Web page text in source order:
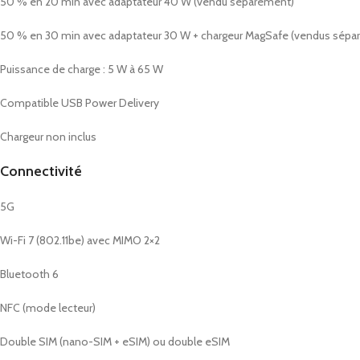
50 % en 30 min avec adaptateur 30 W + chargeur MagSafe (vendus
Puissance de charge : 5 W à 65 W
Compatible USB Power Delivery
Chargeur non inclus
Connectivité
5G
Wi-Fi 7 (802.11be) avec MIMO 2×2
Bluetooth 6
NFC (mode lecteur)
Double SIM (nano-SIM + eSIM) ou double eSIM